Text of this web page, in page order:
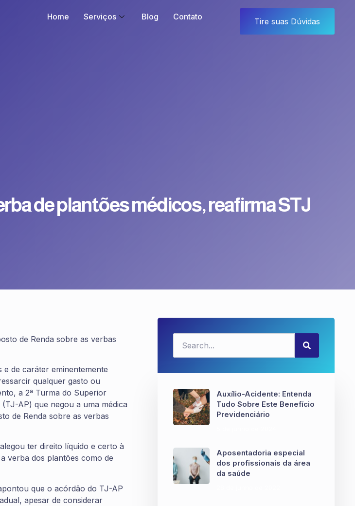
Home Serviços Blog Contato Tire suas Dúvidas
de plantões médicos, reafirma STJ
de Renda sobre as verbas
e de caráter eminentemente
qualquer gasto ou
a 2ª Turma do Superior
AP) que negou a uma médica
de Renda sobre as verbas
ter direito líquido e certo à
verba dos plantões como de
que o acórdão do TJ-AP
apesar de considerar
Auxílio-Acidente: Entenda
Tudo Sobre Este Benefício
Previdenciário
Aposentadoria especial
dos profissionais da área
da saúde